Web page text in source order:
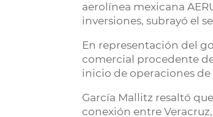
aerolínea mexicana
inversiones, subrayó el
En representación del
comercial procedente
inicio de operaciones
García Mallitz resaltó
conexión entre